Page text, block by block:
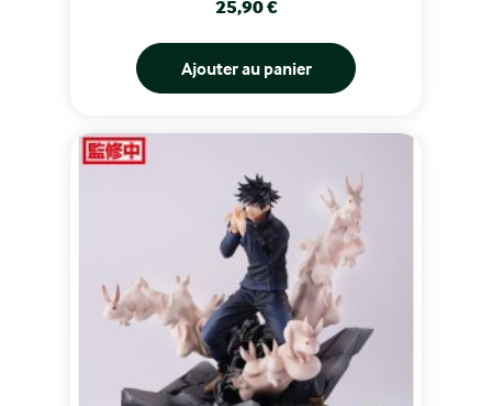
Prix
25,90 €
Ajouter au panier